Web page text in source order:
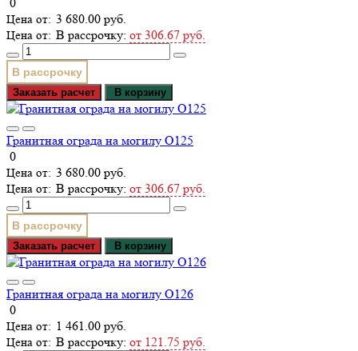
3 680.00 руб.
В рассрочку: от 306.67 руб.
В рассрочку
Заказать расчет В корзину
Гранитная ограда на могилу О125
0
3 680.00 руб.
В рассрочку: от 306.67 руб.
В рассрочку
Заказать расчет В корзину
Гранитная ограда на могилу О126
0
1 461.00 руб.
В рассрочку: от 121.75 руб.